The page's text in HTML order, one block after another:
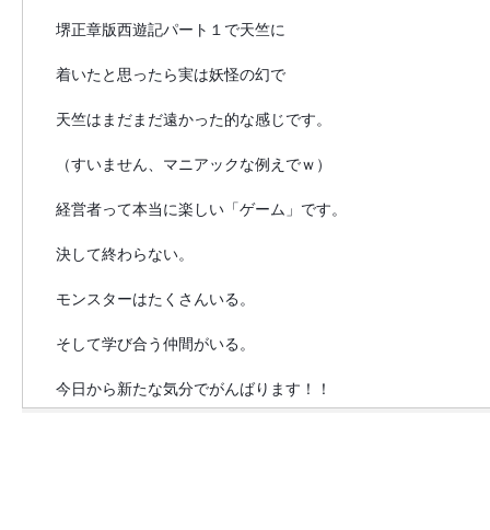
堺正章版西遊記パート１で天竺に
着いたと思ったら実は妖怪の幻で
天竺はまだまだ遠かった的な感じです。
（すいません、マニアックな例えでｗ）
経営者って本当に楽しい「ゲーム」です。
決して終わらない。
モンスターはたくさんいる。
そして学び合う仲間がいる。
今日から新たな気分でがんばります！！